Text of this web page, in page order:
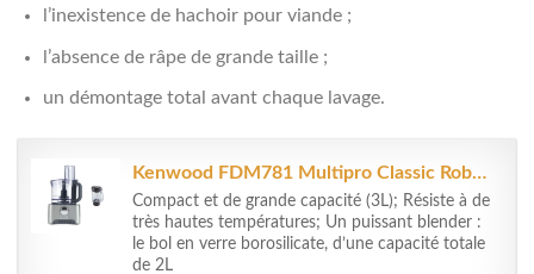
l’inexistence de hachoir pour viande ;
l’absence de râpe de grande taille ;
un démontage total avant chaque lavage.
Kenwood FDM781 Multipro Classic Robot Aluminium Brossé 3 L, 1000 W
Compact et de grande capacité (3L); Résiste à de
très hautes températures; Un puissant blender :
le bol en verre borosilicate, d’une capacité totale
de 2L